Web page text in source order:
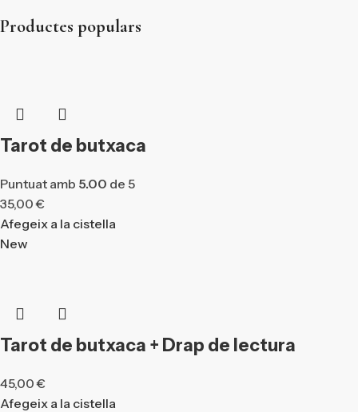
Productes populars
Tarot de butxaca
Puntuat amb 5.00 de 5
35,00€
Afegeix a la cistella
New
Tarot de butxaca + Drap de lectura
45,00€
Afegeix a la cistella